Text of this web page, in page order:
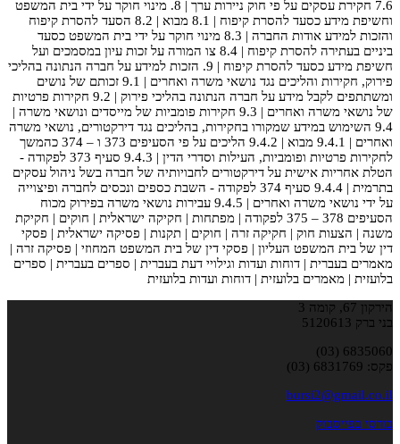
7.6 חקירת עסקים על פי חוק ניירות ערך | 8. מינוי חוקר על ידי בית המשפט
וחשיפת מידע כסעד להסרת קיפוח | 8.1 מבוא | 8.2 הסעד להסרת קיפוח
והזכות למידע אודות החברה | 8.3 מינוי חוקר על ידי בית המשפט כסעד
ביניים בעתירה להסרת קיפוח | 8.4 צו המורה על זכות עיון במסמכים ועל
חשיפת מידע כסעד להסרת קיפוח | 9. הזכות למידע על חברה הנתונה בהליכי
פירוק, חקירות והליכים נגד נושאי משרה ואחרים | 9.1 זכותם של נושים
ומשתתפים לקבל מידע על חברה הנתונה בהליכי פירוק | 9.2 חקירות פרטיות
של נושאי משרה ואחרים | 9.3 חקירות פומביות של מייסדים ונושאי משרה |
9.4 השימוש במידע שמקורו בחקירות, בהליכים נגד דירקטורים, נושאי משרה
ואחרים | 9.4.1 מבוא | 9.4.2 הליכים על פי הסעיפים 373 ו – 374 כהמשך
לחקירות פרטיות ופומביות, העילות וסדרי הדין | 9.4.3 סעיף 373 לפקודה -
הטלת אחריות אישית על דירקטורים לחבויותיה של חברה בשל ניהול עסקים
בתרמית | 9.4.4 סעיף 374 לפקודה - השבת כספים ונכסים לחברה ופיצוייה
על ידי נושאי משרה ואחרים | 9.4.5 עבירות נושאי משרה בפירוק מכוח
הסעיפים 378 – 375 לפקודה | מפתחות | חקיקה ישראלית | חוקים | חקיקת
משנה | הצעות חוק | חקיקה זרה | חוקים | תקנות | פסיקה ישראלית | פסקי
דין של בית המשפט העליון | פסקי דין של בית המשפט המחוזי | פסיקה זרה |
מאמרים בעברית | דוחות ועדות וגילויי דעת בעברית | ספרים בעברית | ספרים
בלועזית | מאמרים בלועזית | דוחות ועדות בלועזית
הירקון 67, קומה 3
בני ברק 5120613
6835060 (03)
פקס: 6831769 (03)
bursi2@gmail.co.il
בורסי בפייסבוק